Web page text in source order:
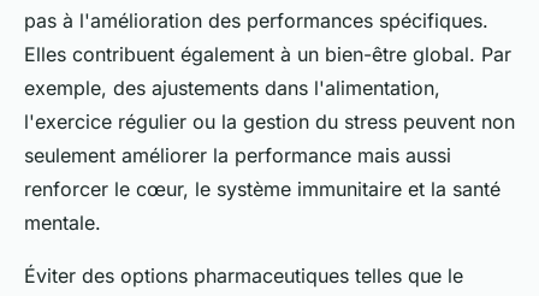
pas à l'amélioration des performances spécifiques.
Elles contribuent également à un bien-être global. Par
exemple, des ajustements dans l'alimentation,
l'exercice régulier ou la gestion du stress peuvent non
seulement améliorer la performance mais aussi
renforcer le cœur, le système immunitaire et la santé
mentale.
Éviter des options pharmaceutiques telles que le